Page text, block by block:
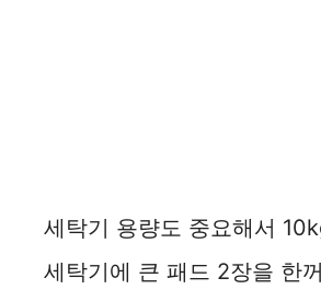
세탁기 용량도 중요해서
세탁기에 큰 패드 2장을 한